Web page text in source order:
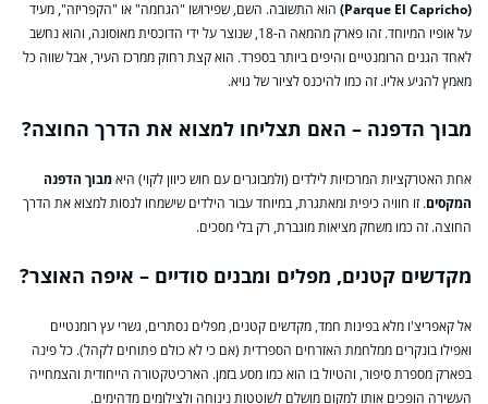
(Parque El Capricho)
הוא התשובה. השם, שפירושו "הגחמה" או "הקפריזה", מעיד
על אופיו המיוחד. זהו פארק מהמאה ה-18, שנוצר על ידי הדוכסית מאוסונה, והוא נחשב
לאחד הגנים הרומנטיים והיפים ביותר בספרד. הוא קצת רחוק ממרכז העיר, אבל שווה כל
מאמץ להגיע אליו. זה כמו להיכנס לציור של גויא.
מבוך הדפנה – האם תצליחו למצוא את הדרך החוצה?
אחת האטרקציות המרכזיות לילדים (ולמבוגרים עם חוש כיוון לקוי) היאמבוך הדפנה
המקסים. זו חוויה כיפית ומאתגרת, במיוחד עבור הילדים שישמחו לנסות למצוא את הדרך
החוצה. זה כמו משחק מציאות מוגברת, רק בלי מסכים.
מקדשים קטנים, מפלים ומבנים סודיים – איפה האוצר?
אל קאפריצ'ו מלא בפינות חמד, מקדשים קטנים, מפלים נסתרים, גשרי עץ רומנטיים
ואפילו בונקרים ממלחמת האזרחים הספרדית (אם כי לא כולם פתוחים לקהל). כל פינה
בפארק מספרת סיפור, והטיול בו הוא כמו מסע בזמן. הארכיטקטורה הייחודית והצמחייה
העשירה הופכים אותו למקום מושלם לשוטטות נינוחה ולצילומים מדהימים.